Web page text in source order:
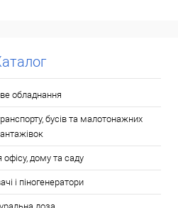
обладнання
бусів та малотонажних
офісу, дому та саду
і піногенератори